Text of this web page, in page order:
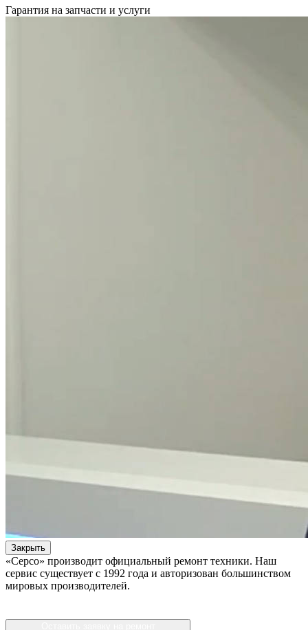
Гарантия на запчасти и услуги
Закрыть
«Серсо» производит официальный ремонт техники. Наш
сервис существует с 1992 года и авторизован большинством
мировых производителей.